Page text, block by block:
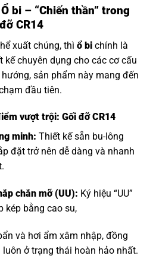
bi – “Chiến thần” trong
CR14
xuất chúng, thì ổ bi chính là
chuyên dụng cho các cơ cấu
sản phẩm này mang đến
đầu tiên.
vượt trội: Gối đỡ CR14
minh: Thiết kế sẵn bu-lông
đặt trở nên dễ dàng và nhanh
chắn mỡ (UU): Ký hiệu “UU”
kép bằng cao su,
và hơi ẩm xâm nhập, đồng
ở trạng thái hoàn hảo nhất.